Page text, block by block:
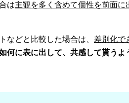
は主観を多く含めて個性を前面
などと比較した場合は、 差別化で
何に表に出して、共感して貰うよ